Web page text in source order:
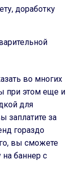
доработку
во многих
при этом еще и
для
заплатите за
гораздо
вы сможете
баннер с